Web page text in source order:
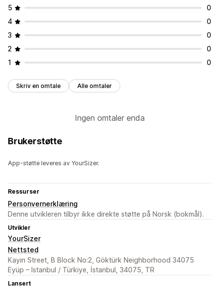
5
0
4
0
3
0
2
0
1
0
Skriv en omtale Alle omtaler
Ingen omtaler enda
Brukerstøtte
App-støtte leveres av YourSizer.
Ressurser
Personvernerklæring
Denne utvikleren tilbyr ikke direkte støtte på Norsk (bokmål).
Utvikler
YourSizer
Nettsted
Kayın Street, B Block No:2, Göktürk Neighborhood 34075
Eyüp – Istanbul / Türkiye, İstanbul, 34075, TR
Lansert